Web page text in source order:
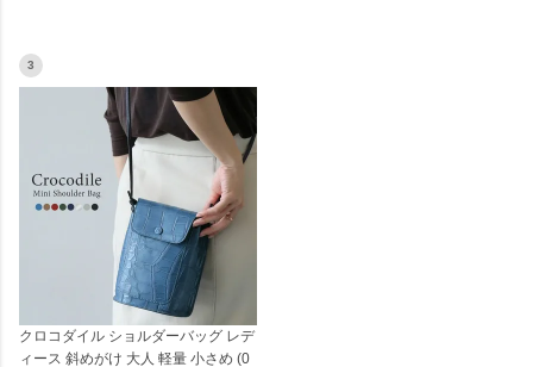
3
クロコダイル ショルダーバッグ レデ
ィース 斜めがけ 大人 軽量 小さめ (0